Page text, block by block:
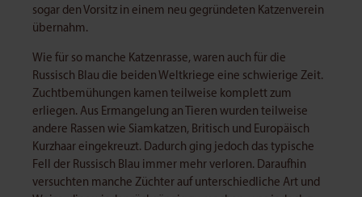
sogar den Vorsitz in einem neu gegründeten Katzenverein
übernahm.
Wie für so manche Katzenrasse, waren auch für die
Russisch Blau die beiden Weltkriege eine schwierige Zeit.
Zuchtbemühungen kamen teilweise komplett zum
erliegen. Aus Ermangelung an Tieren wurden teilweise
andere Rassen wie Siamkatzen, Britisch und Europäisch
Kurzhaar eingekreuzt. Dadurch ging jedoch das typische
Fell der Russisch Blau immer mehr verloren. Daraufhin
versuchten manche Züchter auf unterschiedliche Art und